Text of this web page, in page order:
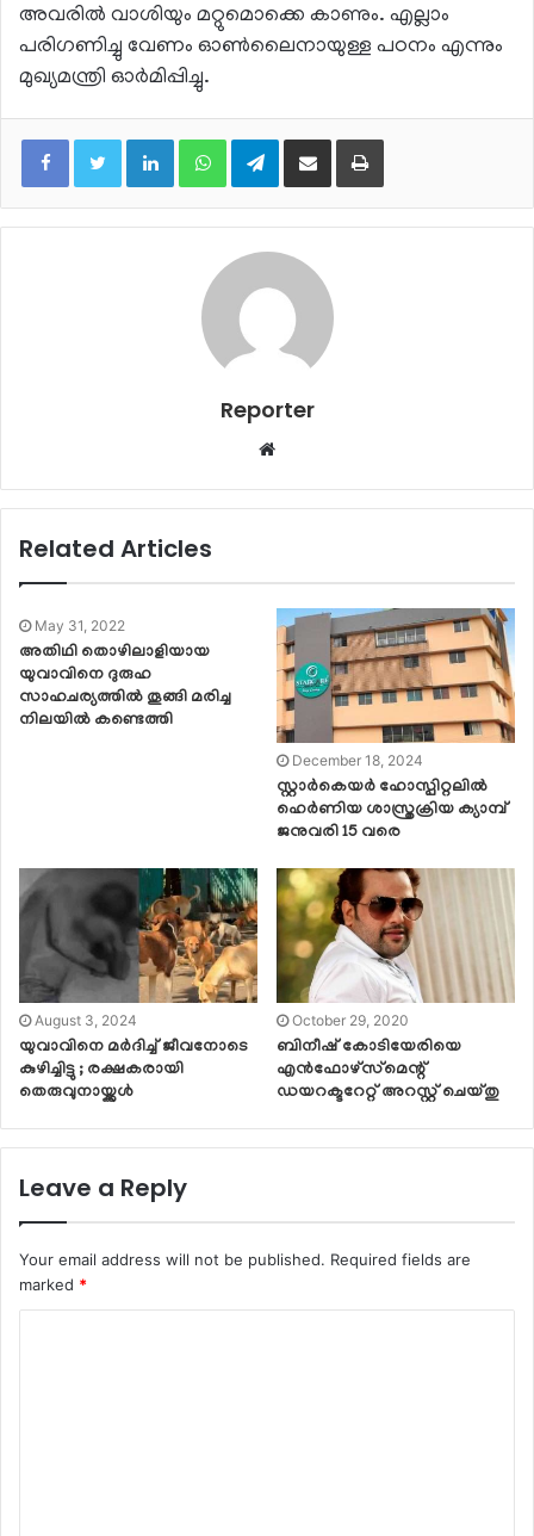
അവരില്‍ വാശിയും മറ്റുമൊക്കെ കാണും. എല്ലാം
പരിഗണിച്ചു വേണം ഓണ്‍ലൈനായുള്ള പഠനം എന്നും
മുഖ്യമന്ത്രി ഓര്‍മിപ്പിച്ചു.
LinkedInWhatsAppTelegramShare via Email Print
Reporter
Website
Related Articles
May 31, 2022
അതിഥി തൊഴിലാളിയായ
യുവാവിനെ ദുരുഹ
സാഹചര്യത്തിൽ തൂങ്ങി മരിച്ച
നിലയിൽ കണ്ടെത്തി
December 18, 2024
സ്റ്റാർകെയർ ഹോസ്പിറ്റലിൽ
ഹെർണിയ ശാസ്ത്രക്രിയ ക്യാമ്പ്
ജനുവരി 15 വരെ
August 3, 2024
യുവാവിനെ മര്‍ദിച്ച് ജീവനോടെ
കുഴിച്ചിട്ടു ; രക്ഷകരായി
തെരുവുനായ്ക്കള്‍
October 29, 2020
ബിനീഷ് കോടിയേരിയെ
എന്‍ഫോഴ്‌സ്‌മെന്റ്
ഡയറക്ടറേറ്റ് അറസ്റ്റ് ചെയ്തു
Leave a Reply
Your email address will not be published. Required fields are
marked *